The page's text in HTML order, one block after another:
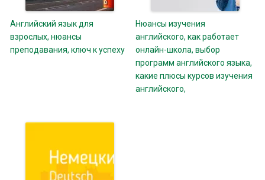
Английский язык для
взрослых, нюансы
преподавания, ключ к успеху
Нюансы изучения
английского, как работает
онлайн-школа, выбор
программ английского языка,
какие плюсы курсов изучения
английского,